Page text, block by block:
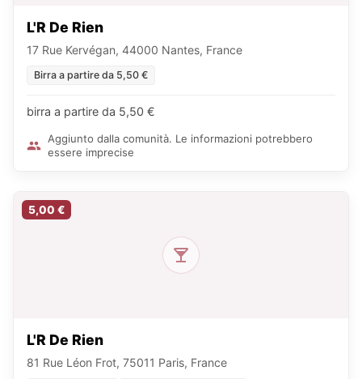
L'R De Rien
17 Rue Kervégan, 44000 Nantes, France
Birra a partire da 5,50 €
birra a partire da 5,50 €
Aggiunto dalla comunità. Le informazioni potrebbero
essere imprecise
5,00 €
L'R De Rien
81 Rue Léon Frot, 75011 Paris, France